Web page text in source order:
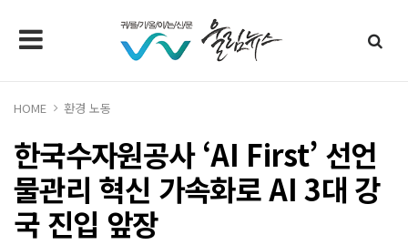
HOME 환경 노동
한국수자원공사 ‘AI First’ 선언
물관리 혁신 가속화로 AI 3대 강
국 진입 앞장